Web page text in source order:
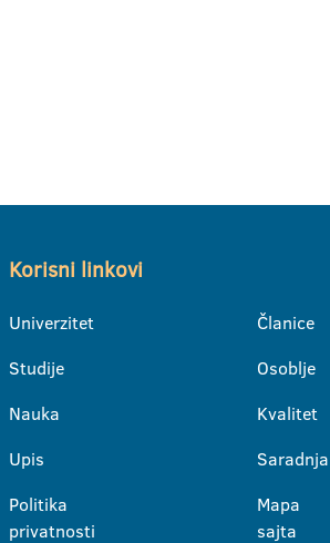
Korisni linkovi
Univerzitet
Studije
Nauka
Upis
Politika
privatnosti
Članice
Osoblje
Kvalitet
Saradnja
Mapa
sajta